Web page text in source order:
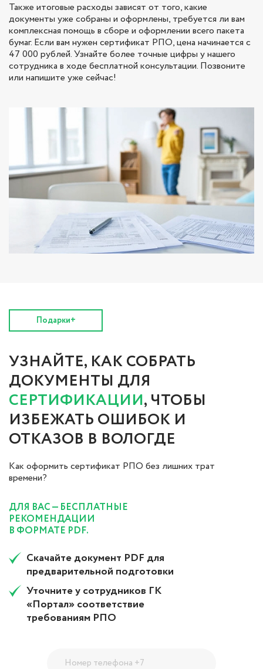
Также итоговые расходы зависят от того, какие
документы уже собраны и оформлены, требуется ли вам
комплексная помощь в сборе и оформлении всего пакета
бумаг. Если вам нужен сертификат РПО, цена начинается с
47 000 рублей. Узнайте более точные цифры у нашего
сотрудника в ходе бесплатной консультации. Позвоните
или напишите уже сейчас!
Подарки+
УЗНАЙТЕ, КАК СОБРАТЬ
ДОКУМЕНТЫ ДЛЯ
СЕРТИФИКАЦИИ, ЧТОБЫ
ИЗБЕЖАТЬ ОШИБОК И
ОТКАЗОВ В ВОЛОГДЕ
Как оформить сертификат РПО без лишних трат
времени?
ДЛЯ ВАС — БЕСПЛАТНЫЕ
РЕКОМЕНДАЦИИ
В ФОРМАТЕ PDF.
Скачайте документ PDF для
предварительной подготовки
Уточните у сотрудников ГК
«Портал» соответствие
требованиям РПО